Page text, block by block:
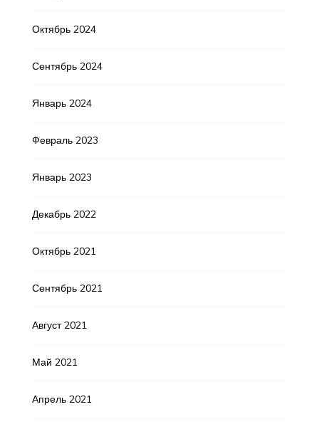
Октябрь 2024
Сентябрь 2024
Январь 2024
Февраль 2023
Январь 2023
Декабрь 2022
Октябрь 2021
Сентябрь 2021
Август 2021
Май 2021
Апрель 2021